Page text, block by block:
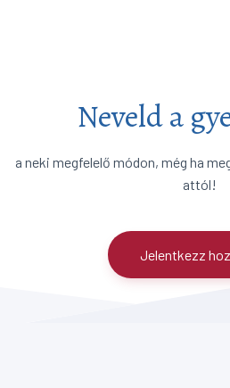
Neveld a
a neki megfelelő módon, még ha
attól!
Jelentkezz